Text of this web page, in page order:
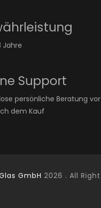
Jahre
Support
persönliche Beratung vor
dem Kauf
GmbH 2026 . All Right